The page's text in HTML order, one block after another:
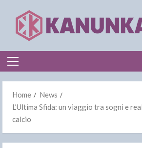
content
Primary
Home
News
L’Ultima Sfida: un viaggio tra sogni e
calcio